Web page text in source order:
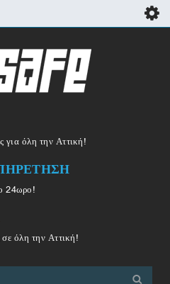
όλη την Αττική!
24ωρο!
σε όλη την Αττική!